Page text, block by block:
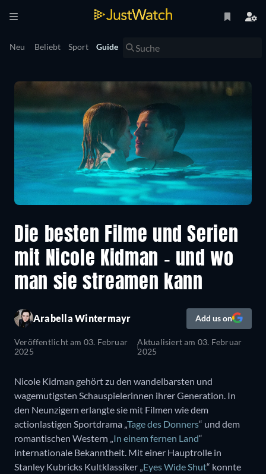
Neu Beliebt Sport Guide
Die besten Filme und Serien
mit Nicole Kidman - und wo
man sie streamen kann
Arabella Wintermayr Add us on
Veröffentlicht am 03. Februar
2025
Aktualisiert am 03. Februar
2025
Nicole Kidman gehört zu den wandelbarsten und
wagemutigsten Schauspielerinnen ihrer Generation. In
den Neunzigern erlangte sie mit Filmen wie dem
actionlastigen Sportdrama „ Tage des Donners“ und dem
romantischen Western „ In einem fernen Land“
internationale Bekanntheit. Mit einer Hauptrolle in
Stanley Kubricks Kultklassiker „ Eyes Wide Shut“ konnte